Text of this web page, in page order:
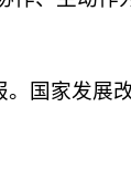
国家发展